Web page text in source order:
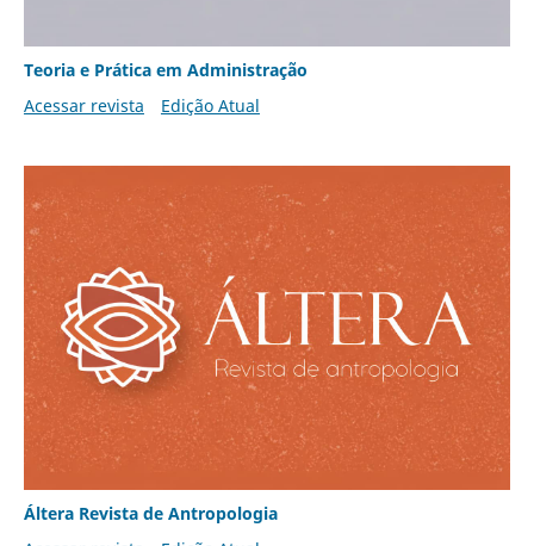
Teoria e Prática em Administração
Acessar revista
Edição Atual
Áltera Revista de Antropologia